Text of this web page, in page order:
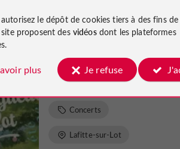
Concert jazz : Lucy Southern
07/08/2026
Concerts
Lafitte-sur-Lot
le dépôt de cookies tiers à des fins de
proposent des vidéosdont les plateformes
plus Je refuse